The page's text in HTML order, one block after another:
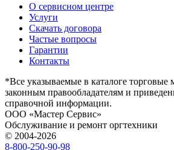
О сервисном центре
Услуги
Скачать договора
Частые вопросы
Гарантии
Контакты
*Все указываемые в каталоге торговые
законным правообладателям и
справочной информации.
ООО «Мастер Сервис»
Обслуживание и ремонт оргтехники
© 2004-2026
8-800-250-90-98